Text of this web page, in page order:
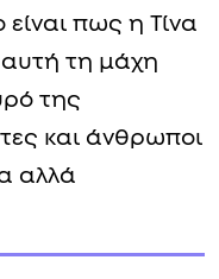
πως η Τίνα
αυτή τη μάχη
της
και άνθρωποι
αλλά